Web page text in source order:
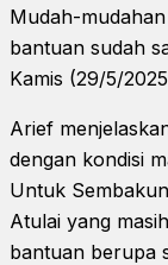
Mudah-
bantuan sudah
Kamis (29/5/
Arief
dengan kondisi
Untuk
Atulai yang
bantuan berupa